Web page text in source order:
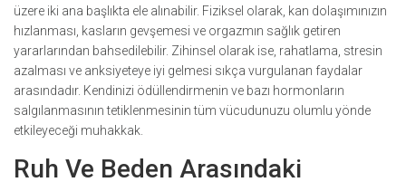
üzere iki ana başlıkta ele alınabilir. Fiziksel olarak, kan dolaşımınızın
hızlanması, kasların gevşemesi ve orgazmın sağlık getiren
yararlarından bahsedilebilir. Zihinsel olarak ise, rahatlama, stresin
azalması ve anksiyeteye iyi gelmesi sıkça vurgulanan faydalar
arasındadır. Kendinizi ödüllendirmenin ve bazı hormonların
salgılanmasının tetiklenmesinin tüm vücudunuzu olumlu yönde
etkileyeceği muhakkak.
Ruh Ve Beden Arasındaki